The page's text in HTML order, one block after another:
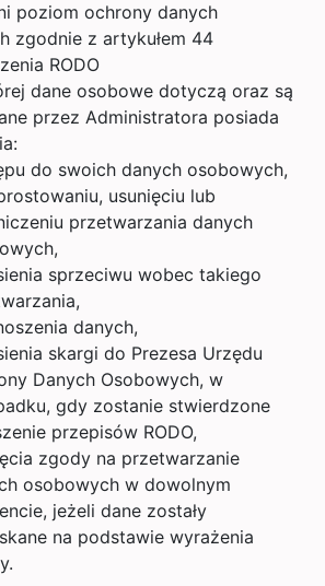
poziom ochrony danych
zgodnie z artykułem 44
RODO
dane osobowe dotyczą oraz są
przez Administratora posiada
do swoich danych osobowych,
usunięciu lub
przetwarzania danych
sprzeciwu wobec takiego
danych,
skargi do Prezesa Urzędu
Danych Osobowych, w
gdy zostanie stwierdzone
przepisów RODO,
zgody na przetwarzanie
osobowych w dowolnym
jeżeli dane zostały
na podstawie wyrażenia